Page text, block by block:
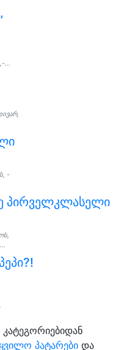
...
-
პირველკლასელი
პატარები და